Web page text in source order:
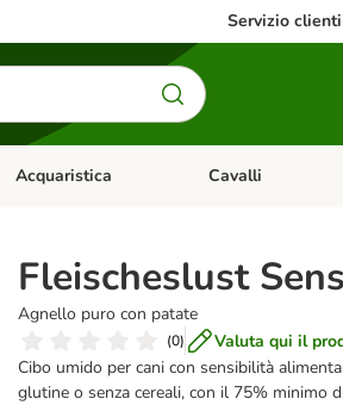
Servizio clienti
Piccoli animali
Apri Menu Categoria: Uccelli
Acquaristica Apri Menu
Cavalli
Fleischeslust
Agnello puro con patate
(0)
Valuta qui il
Cibo umido per cani con sensibilità
glutine o senza cereali, con il 75% minimo